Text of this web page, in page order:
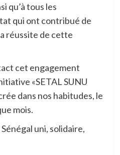
qu’à tous les
qui ont contribué de
réussite de cette
cet engagement
«SETAL SUNU
dans nos habitudes, le
mois.
uni, solidaire,